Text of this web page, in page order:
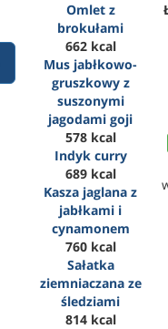
Omlet z
brokułami
662 kcal
Mus jabłkowo-
gruszkowy z
suszonymi
jagodami goji
578 kcal
Indyk curry
689 kcal
Kasza jaglana z
jabłkami i
cynamonem
760 kcal
Sałatka
ziemniaczana ze
śledziami
814 kcal